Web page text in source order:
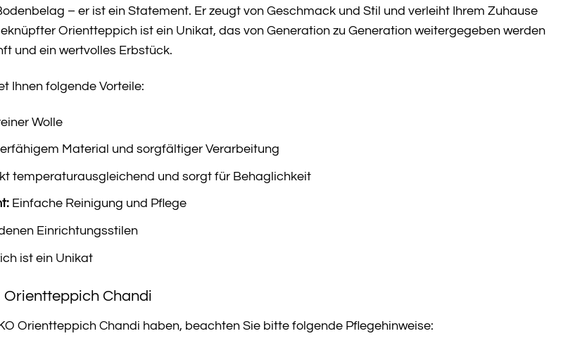
– er ist ein Statement. Er zeugt von Geschmack und Stil und verleiht Ihrem Zuhause
Orientteppich ist ein Unikat, das von Generation zu Generation weitergegeben werden
und ein wertvolles Erbstück.
Ihnen folgende Vorteile:
Wolle
Material und sorgfältiger Verarbeitung
temperaturausgleichend und sorgt für Behaglichkeit
Einfache Reinigung und Pflege
Einrichtungsstilen
ist ein Unikat
Orientteppich Chandi
Orientteppich Chandi haben, beachten Sie bitte folgende Pflegehinweise: